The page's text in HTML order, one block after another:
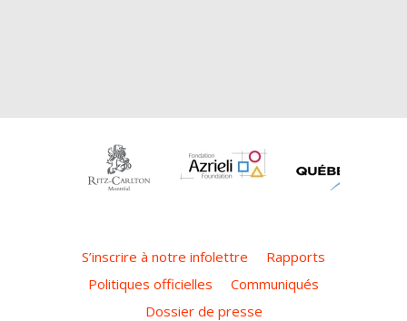
S’inscrire à notre infolettre
Rapports
Politiques officielles
Communiqués
Dossier de presse